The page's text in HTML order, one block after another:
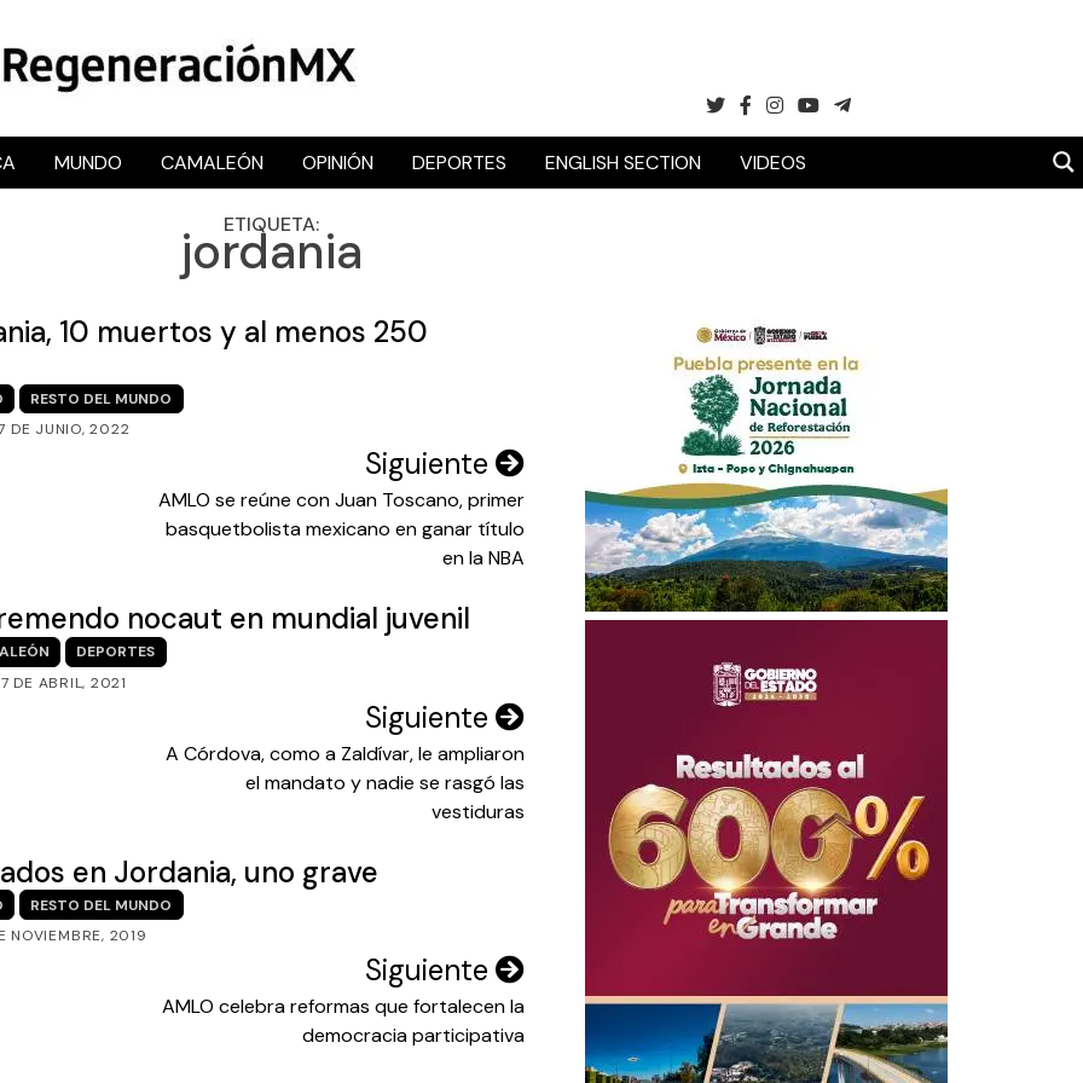
RegeneraciónMX
Sitio de noticias libre e independiente
MUNDO CAMALEÓN OPINIÓN DEPORTES ENGLISH SECTION VIDEOS
ETIQUETA:
jordania
10 muertos y al menos 250
RESTO DEL MUNDO
DE JUNIO, 2022
Siguiente
AMLO se reúne con Juan Toscano, primer
basquetbolista mexicano en ganar título
en la NBA
nocaut en mundial juvenil
DEPORTES
DE ABRIL, 2021
Siguiente
A Córdova, como a Zaldívar, le ampliaron
el mandato y nadie se rasgó las
vestiduras
en Jordania, uno grave
RESTO DEL MUNDO
NOVIEMBRE, 2019
Siguiente
AMLO celebra reformas que fortalecen la
democracia participativa